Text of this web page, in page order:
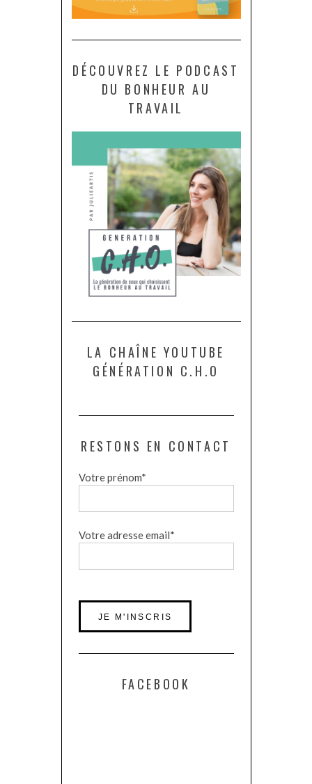
DÉCOUVREZ LE PODCAST
DU BONHEUR AU
TRAVAIL
LA CHAÎNE YOUTUBE
GÉNÉRATION C.H.O
RESTONS EN CONTACT
Votre prénom*
Votre adresse email*
FACEBOOK